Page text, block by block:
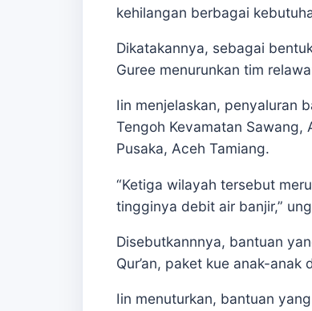
kehilangan berbagai
Dikatakannya, sebagai
Guree menurunkan tim
Iin menjelaskan, penyaluran
Tengoh Kevamatan Sawang,
Pusaka, Aceh Tamiang.
“Ketiga wilayah tersebut
tingginya debit air banjir,”
Disebutkannnya, bantuan
Qur’an, paket kue anak-
Iin menuturkan, bantuan